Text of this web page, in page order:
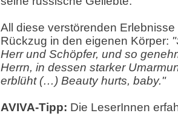
All diese verstörenden
Rückzug in den eigenen Körper:
Herr und Schöpfer, und so
Herrn, in dessen starker
erblüht (…) Beauty hurts, baby."
AVIVA-Tipp: Die LeserInnen